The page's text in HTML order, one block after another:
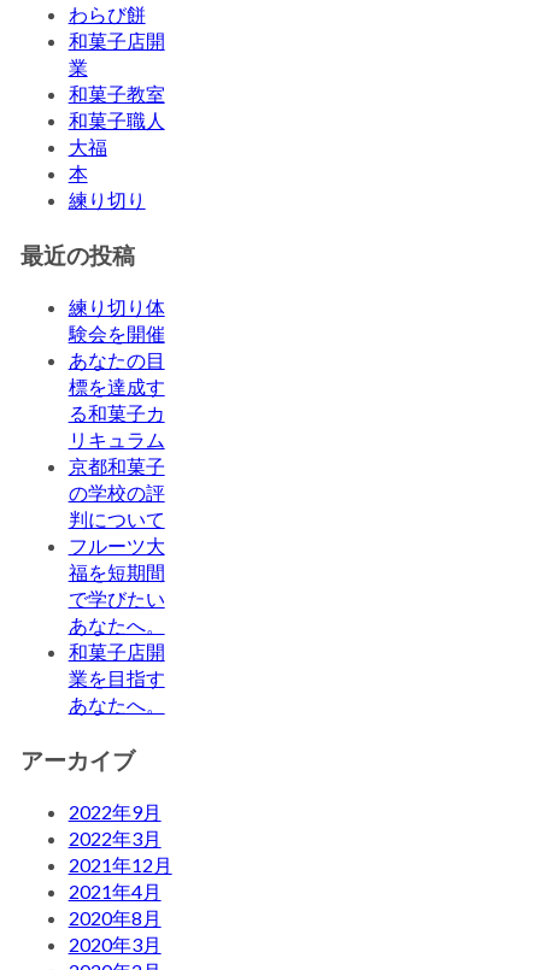
わらび餅
和菓子店開
業
和菓子教室
和菓子職人
大福
本
練り切り
最近の投稿
練り切り体
験会を開催
あなたの目
標を達成す
る和菓子カ
リキュラム
京都和菓子
の学校の評
判について
フルーツ大
福を短期間
で学びたい
あなたへ。
和菓子店開
業を目指す
あなたへ。
アーカイブ
2022年9月
2022年3月
2021年12月
2021年4月
2020年8月
2020年3月